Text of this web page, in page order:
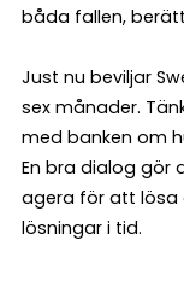
båda fallen,
Just nu beviljar
sex månader.
med banken om
En bra dialog gör
agera för att lösa
lösningar i tid.